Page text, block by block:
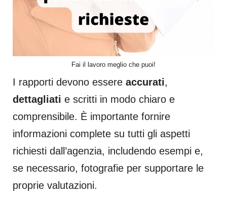
Fai il lavoro meglio che puoi!
I rapporti devono essere accurati,
dettagliati e scritti in modo chiaro e
comprensibile. È importante fornire
informazioni complete su tutti gli aspetti
richiesti dall’agenzia, includendo esempi e,
se necessario, fotografie per supportare le
proprie valutazioni.